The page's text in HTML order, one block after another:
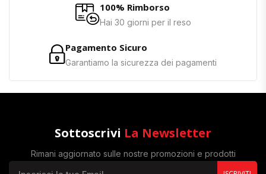
100% Rimborso
Hai 30 giorni per il reso
Pagamento Sicuro
Garantiamo la sicurezza dei pagamenti
Sottoscrivi La Newsletter
Rimani aggiornato sulle nostre promozioni e prodotti